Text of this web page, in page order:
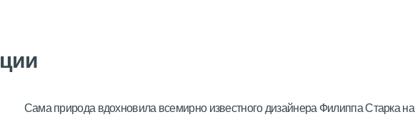
Сама природа вдохновила всемирно известного дизайнера Филиппа Старка на